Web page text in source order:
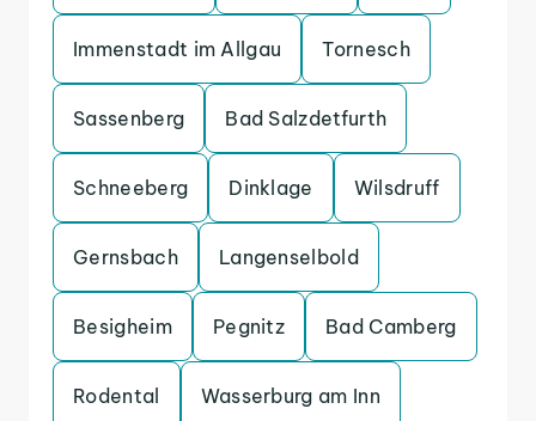
Immenstadt im Allgau Tornesch
Sassenberg Bad Salzdetfurth
Schneeberg Dinklage Wilsdruff
Gernsbach Langenselbold
Besigheim Pegnitz Bad Camberg
Rodental Wasserburg am Inn